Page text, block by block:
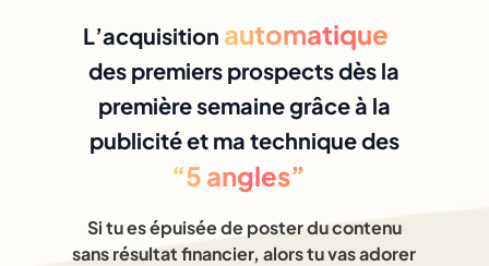
L’acquisition automatique
des premiers prospects dès la
première semaine grâce à la
publicité et ma technique des
“5 angles”
Si tu es épuisée de poster du contenu
sans résultat financier, alors tu vas adorer